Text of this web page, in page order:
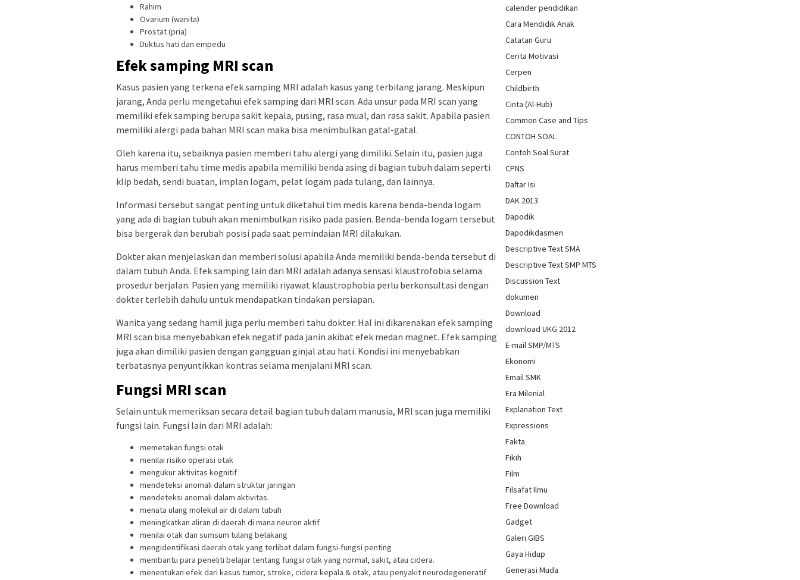
Rahim
Ovarium (wanita)
Prostat (pria)
Duktus hati dan empedu
Efek samping MRI scan
Kasus pasien yang terkena efek samping MRI adalah kasus yang terbilang jarang. Meskipun
jarang, Anda perlu mengetahui efek samping dari MRI scan. Ada unsur pada MRI scan yang
memiliki efek samping berupa sakit kepala, pusing, rasa mual, dan rasa sakit. Apabila pasien
memiliki alergi pada bahan MRI scan maka bisa menimbulkan gatal-gatal.
Oleh karena itu, sebaiknya pasien memberi tahu alergi yang dimiliki. Selain itu, pasien juga
harus memberi tahu time medis apabila memiliki benda asing di bagian tubuh dalam seperti
klip bedah, sendi buatan, implan logam, pelat logam pada tulang, dan lainnya.
Informasi tersebut sangat penting untuk diketahui tim medis karena benda-benda logam
yang ada di bagian tubuh akan menimbulkan risiko pada pasien. Benda-benda logam tersebut
bisa bergerak dan berubah posisi pada saat pemindaian MRI dilakukan.
Dokter akan menjelaskan dan memberi solusi apabila Anda memiliki benda-benda tersebut di
dalam tubuh Anda. Efek samping lain dari MRI adalah adanya sensasi klaustrofobia selama
prosedur berjalan. Pasien yang memiliki riyawat klaustrophobia perlu berkonsultasi dengan
dokter terlebih dahulu untuk mendapatkan tindakan persiapan.
Wanita yang sedang hamil juga perlu memberi tahu dokter. Hal ini dikarenakan efek samping
MRI scan bisa menyebabkan efek negatif pada janin akibat efek medan magnet. Efek samping
juga akan dimiliki pasien dengan gangguan ginjal atau hati. Kondisi ini menyebabkan
terbatasnya penyuntikkan kontras selama menjalani MRI scan.
Fungsi MRI scan
Selain untuk memeriksan secara detail bagian tubuh dalam manusia, MRI scan juga memiliki
fungsi lain. Fungsi lain dari MRI adalah:
memetakan fungsi otak
menilai risiko operasi otak
mengukur aktivitas kognitif
mendeteksi anomali dalam struktur jaringan
mendeteksi anomali dalam aktivitas.
menata ulang molekul air di dalam tubuh
meningkatkan aliran di daerah di mana neuron aktif
menilai otak dan sumsum tulang belakang
mengidentifikasi daerah otak yang terlibat dalam fungsi-fungsi penting
membantu para peneliti belajar tentang fungsi otak yang normal, sakit, atau cidera.
menentukan efek dari kasus tumor, stroke, cidera kepala & otak, atau penyakit neurodegeneratif
calender pendidikan
Cara Mendidik Anak
Catatan Guru
Cerita Motivasi
Cerpen
Childbirth
Cinta (Al-Hub)
Common Case and Tips
CONTOH SOAL
Contoh Soal Surat
CPNS
Daftar Isi
DAK 2013
Dapodik
Dapodikdasmen
Descriptive Text SMA
Descriptive Text SMP MTS
Discussion Text
dokumen
Download
download UKG 2012
E-mail SMP/MTS
Ekonomi
Email SMK
Era Milenial
Explanation Text
Expressions
Fakta
Fikih
Film
Filsafat Ilmu
Free Download
Gadget
Galeri GIBS
Gaya Hidup
Generasi Muda